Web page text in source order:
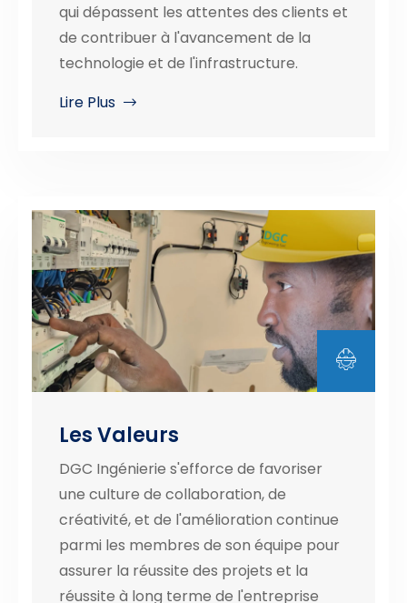
qui dépassent les attentes des clients et
de contribuer à l'avancement de la
technologie et de l'infrastructure.
Lire Plus
Les Valeurs
DGC Ingénierie s'efforce de favoriser
une culture de collaboration, de
créativité, et de l'amélioration continue
parmi les membres de son équipe pour
assurer la réussite des projets et la
réussite à long terme de l'entreprise